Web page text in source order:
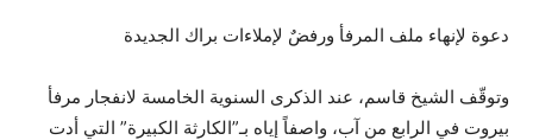
دعوة لإنهاء ملف المرفأ ورفضٌ لإملاءات براك الجديدة
وتوقّف الشيخ قاسم، عند الذكرى السنوية الخامسة لانفجار مرفأ
بيروت في الرابع من آب، واصفاً إياه بـ”الكارثة الكبيرة” التي أدت